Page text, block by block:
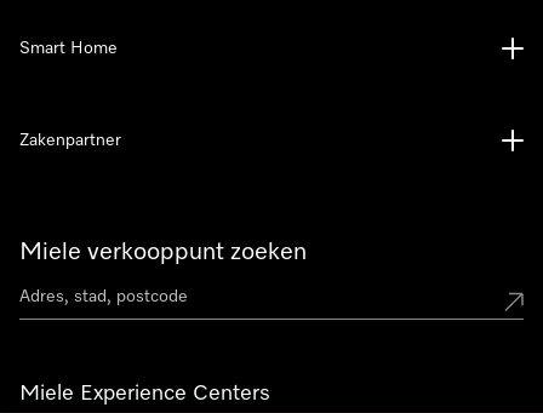
Miele verkooppunt zoeken
Miele Experience Centers
Smart Home
Zakenpartner